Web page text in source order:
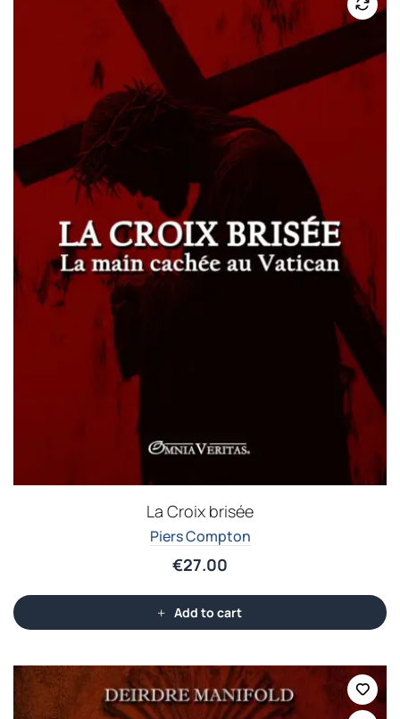
La Croix brisée
Piers Compton
€27.00
Add to cart